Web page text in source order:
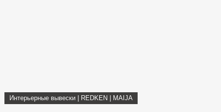
Интерьерные вывески | REDKEN | MAIJA